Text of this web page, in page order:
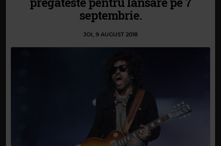
septembrie.
JOI, 9 AUGUST 2018